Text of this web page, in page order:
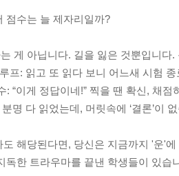
점수는 늘 제자리일까?
게 아닙니다. 길을 잃은 것뿐입니
프: 읽고 또 읽다 보니 어느새 시험 종
: “이게 정답이네!” 찍을 땐 확신, 채점
명 다 읽었는데, 머릿속에 ‘결론’이
도 해당된다면, 당신은 지금까지 '운'
독한 트라우마를 끝낸 학생들이 있습